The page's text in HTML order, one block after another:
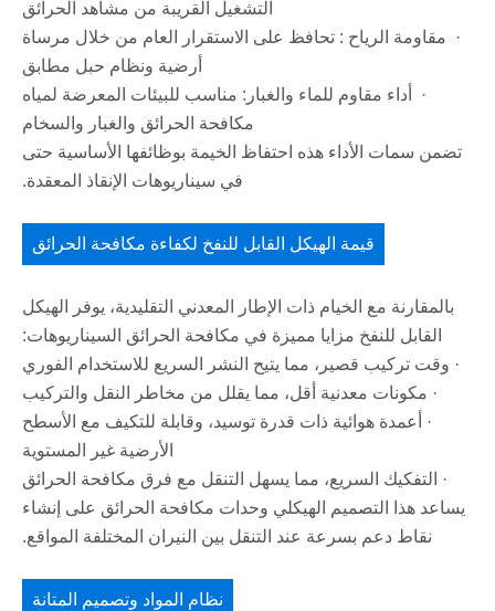
التشغيل القريبة من مشاهد الحرائق
· مقاومة الرياح : تحافظ على الاستقرار العام من خلال مرساة
أرضية ونظام حبل مطابق
· أداء مقاوم للماء والغبار: مناسب للبيئات المعرضة لمياه
مكافحة الحرائق والغبار والسخام
تضمن سمات الأداء هذه احتفاظ الخيمة بوظائفها الأساسية حتى
في سيناريوهات الإنقاذ المعقدة.
قيمة الهيكل القابل للنفخ لكفاءة مكافحة الحرائق
بالمقارنة مع الخيام ذات الإطار المعدني التقليدية، يوفر الهيكل
القابل للنفخ مزايا مميزة في مكافحة الحرائق السيناريوهات:
· وقت تركيب قصير، مما يتيح النشر السريع للاستخدام الفوري
· مكونات معدنية أقل، مما يقلل من مخاطر النقل والتركيب
· أعمدة هوائية ذات قدرة توسيد، وقابلة للتكيف مع الأسطح
الأرضية غير المستوية
· التفكيك السريع، مما يسهل التنقل مع فرق مكافحة الحرائق
يساعد هذا التصميم الهيكلي وحدات مكافحة الحرائق على إنشاء
نقاط دعم بسرعة عند التنقل بين النيران المختلفة المواقع.
نظام المواد وتصميم المتانة